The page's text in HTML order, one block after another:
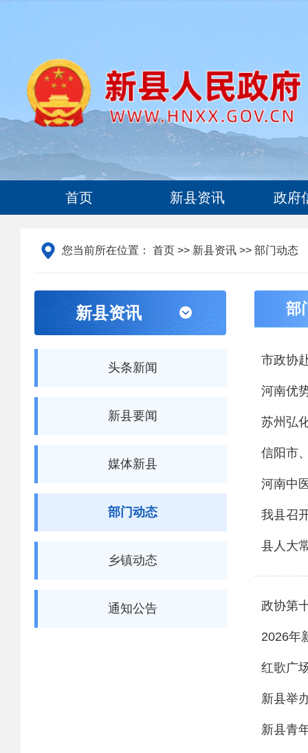
首页 新县资讯 政府
您当前所在位置： 首页 >> 新县资讯 >> 部门动态
新县资讯
头条新闻
新县要闻
媒体新县
部门动态
乡镇动态
通知公告
部
市政协
河南优
苏州弘
信阳市
河南中
我县召
县人大
政协第
2026年
红歌广
新县举
新县青